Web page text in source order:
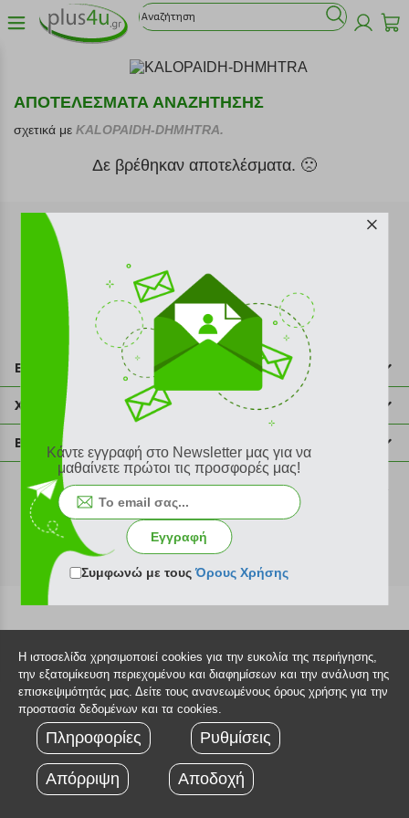
ΑΠΟΤΕΛΕΣΜΑΤΑ ΑΝΑΖΗΤΗΣΗΣ
σχετικά με KALOPAIDH-DHMHTRA.
Δε βρέθηκαν αποτελέσματα. 🙁
Εγγραφή στο newsletter
Επικοινωνία
211 2000 700
info@plus4u.gr
Χρήσιμες πληροφορίες
Η εταιρία
Σημεία παραλαβής
Ευκαιρίες καριέρας
Όροι χρήσης
Sitemap
Βοήθεια
Εξέλιξη παραγγελίας
Τρόποι παραγγελίας
Τρόποι πληρωμής
Τρόποι αποστολής
Πολιτική επιστροφών
Τεχνική υποστήριξη
©2026 Plus4u.gr
Κάντε εγγραφή στο Newsletter μας για να
μαθαίνετε πρώτοι τις προσφορές μας!
Εγγραφή
Συμφωνώ με τουςΌρους Χρήσης
Η ιστοσελίδα χρησιμοποιεί cookies για την ευκολία της περιήγησης,
την εξατομίκευση περιεχομένου και διαφημίσεων και την ανάλυση της
επισκεψιμότητάς μας. Δείτε τους ανανεωμένους όρους χρήσης για την
προστασία δεδομένων και τα cookies.
Πληροφορίες Ρυθμίσεις
Απόρριψη Αποδοχή